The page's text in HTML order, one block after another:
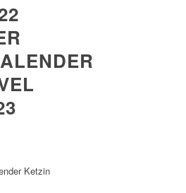
Ketzin